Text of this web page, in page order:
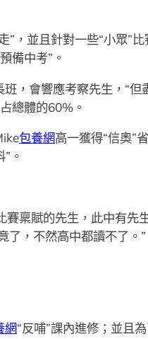
”，並且針對一些“小眾”
備中考”。
，會響應考察先生，“
總體的60%。
包養網高一獲得“信奧”
。
稟賦的先生，此中有先
了，不然高中都讀不了。”
網“反哺”課內進修；並且